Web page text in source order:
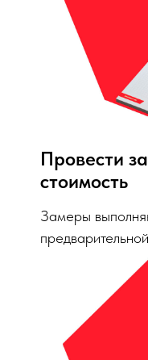
Провести
стоимость
Замеры